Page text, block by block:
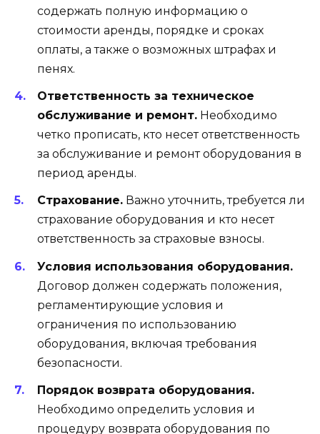
содержать полную информацию о
стоимости аренды, порядке и сроках
оплаты, а также о возможных штрафах и
пенях.
Ответственность за техническое
обслуживание и ремонт. Необходимо
четко прописать, кто несет ответственность
за обслуживание и ремонт оборудования в
период аренды.
Страхование. Важно уточнить, требуется ли
страхование оборудования и кто несет
ответственность за страховые взносы.
Условия использования оборудования.
Договор должен содержать положения,
регламентирующие условия и
ограничения по использованию
оборудования, включая требования
безопасности.
Порядок возврата оборудования.
Необходимо определить условия и
процедуру возврата оборудования по